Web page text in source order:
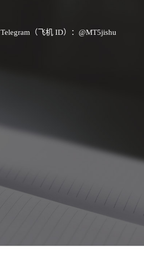
Telegram（飞机 ID）：@MT5jishu